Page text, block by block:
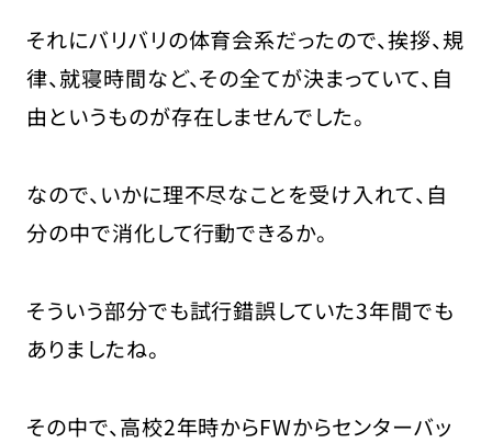
それにバリバリの体育会系だったので、挨拶、規
律、就寝時間など、その全てが決まっていて、自
由というものが存在しませんでした。
なので、いかに理不尽なことを受け入れて、自
分の中で消化して行動できるか。
そういう部分でも試行錯誤していた3年間でも
ありましたね。
その中で、高校2年時からFWからセンターバッ